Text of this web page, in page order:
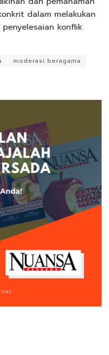
dalam melakukan
konflik
moderasi beragama